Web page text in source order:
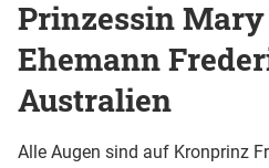
Prinzessin
Ehemann
Australien
Alle Augen sind auf Kronprinz